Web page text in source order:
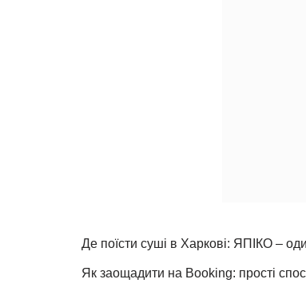
Де поїсти суші в Харкові: ЯПІКО –
Як заощадити на Booking: прості